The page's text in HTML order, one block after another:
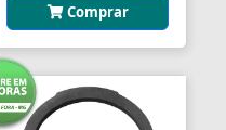
Comprar